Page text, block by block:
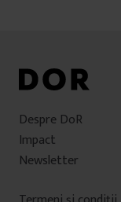
Despre DoR
Impact
Newsletter